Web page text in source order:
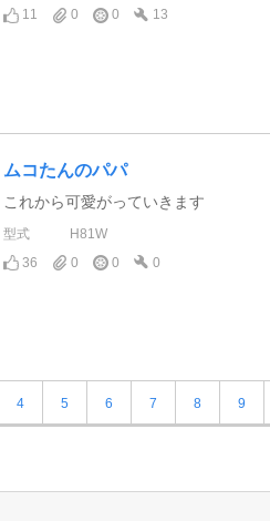
11
0 0 13
ムコたんのパパ
これから可愛がっていきます
型式
H81W
36
0 0 0
4 5 6 7 8 9